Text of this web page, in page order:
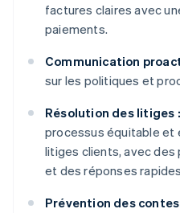
factures claires avec
paiements.
Communication
sur les politiques et
Résolution des litiges :
processus équitable
litiges clients, avec des
et des réponses
Prévention des